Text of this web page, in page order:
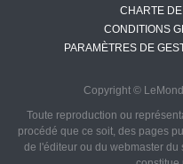
CHARTE
CONDITIONS
PARAMÈTRES DE
Copyright ©
Toute reproduction ou
procédé que ce soit, des pages
de l'éditeur ou du webmaster